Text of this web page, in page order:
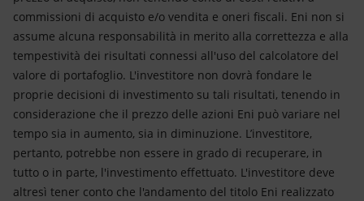
commissioni di acquisto e/o vendita e oneri fiscali. Eni non si
assume alcuna responsabilità in merito alla correttezza e alla
tempestività dei risultati connessi all'uso del calcolatore del
valore di portafoglio. L'investitore non dovrà fondare le
proprie decisioni di investimento su tali risultati, tenendo in
considerazione che il prezzo delle azioni Eni può variare nel
tempo sia in aumento, sia in diminuzione. L’investitore,
pertanto, potrebbe non essere in grado di recuperare, in
tutto o in parte, l'investimento effettuato. L'investitore deve
altresì tener conto che l'andamento del titolo Eni realizzato